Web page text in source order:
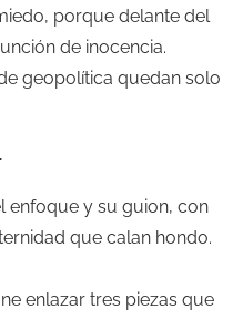
porque delante del
de inocencia.
geopolítica quedan solo
enfoque y su guion, con
que calan hondo.
enlazar tres piezas que